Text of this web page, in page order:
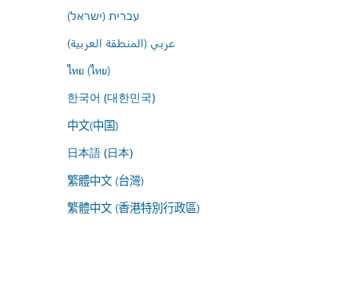
עברית (ישראל)
عربي (المنطقة العربية)
ไทย (ไทย)
한국어 (대한민국)
中文(中国)
日本語 (日本)
繁體中文 (台灣)
繁體中文 (香港特別行政區)